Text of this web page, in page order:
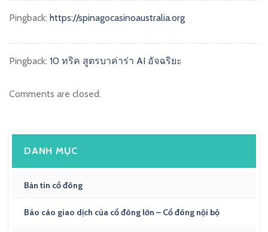
Pingback: https://spinagocasinoaustralia.org
Pingback: 10 ทริค สูตรบาค่าร่า AI อัจฉริยะ
Comments are closed.
DANH MỤC
Bản tin cổ đông
Báo cáo giao dịch của cổ đông lớn – Cổ đông nội bộ